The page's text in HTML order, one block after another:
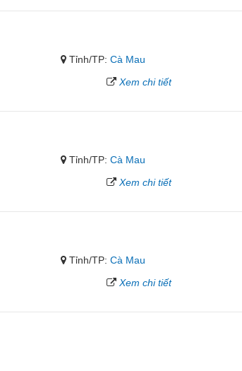
Tỉnh/TP:Cà Mau
Xem chi tiết
Tỉnh/TP:Cà Mau
Xem chi tiết
Tỉnh/TP:Cà Mau
Xem chi tiết